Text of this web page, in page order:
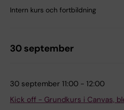
Intern kurs och fortbildning
30 september
30 september 11:00 - 12:00
Kick off - Grundkurs i Canvas,